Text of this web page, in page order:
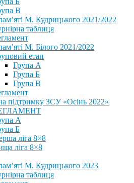
В
М. Кудрицького 2021/2022
таблиця
М. Білого 2021/2022
етап
Група А
Група Б
Група В
підтримку ЗСУ «Осінь 2022»
А
Б
ліга 8×8
ліга 8×8
М. Кудрицького 2023
таблиця